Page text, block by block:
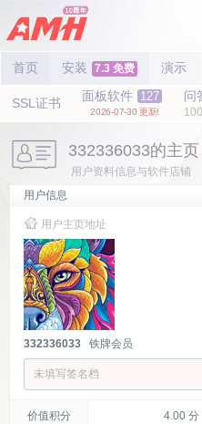
首页 安装 7.3 免费 演示
SSL证书 面板软件 127
2026-07-30 更新!
问
332336033的主页
用户资料信息与软件店铺
用户信息
用户主页地址
332336033 铁牌会员
未填写签名档
价值积分 4.00 分